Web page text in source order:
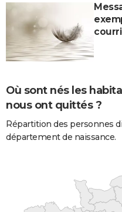
Où sont nés les
nous ont quittés ?
Répartition des personnes
département de naissance.